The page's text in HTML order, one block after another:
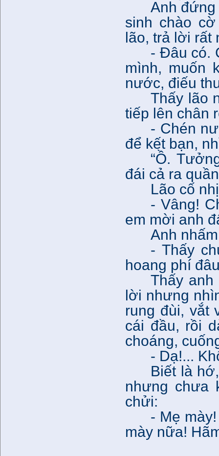
Anh
sinh chào
lão, trả lời rất
- Đâu có.
mình, muốn
nước, điếu
Thấy lão
tiếp lên chân
- Chén
để kết bạn,
“Ồ.
đái cả ra
Lão cố
- Vâng!
em mời anh
Anh
- Thấy
hoang phí
Thấy
lời nhưng
rung đùi, vắt
cái đầu, rồi
choáng,
- Dạ!...
Biết là
nhưng chưa
chửi:
- Mẹ
mày nữa!